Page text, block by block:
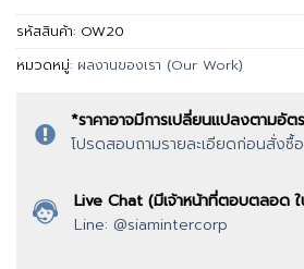
รหัสสินค้า: OW20
หมวดหมู่: ผลงานของเรา (Our Work)
*ราคาอาจมีการเปลี่ยนแปลงตามอัต
โปรดสอบถามรายละเอียดก่อนสั่งซื้อ
Live Chat (มีเจ้าหน้าที่ตอบตลอด ใ
Line: @siamintercorp